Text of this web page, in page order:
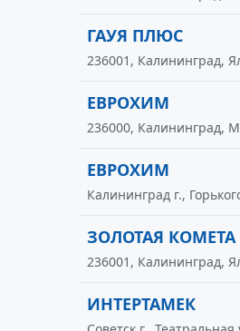
ГАУЯ ПЛЮС
236001, Калининград,
ЕВРОХИМ
236000, Калининград,
ЕВРОХИМ
Калининград г.,
ЗОЛОТАЯ КОМЕТА
236001, Калининград,
ИНТЕРТАМЕК